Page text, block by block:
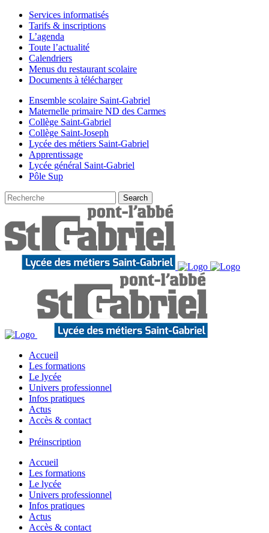
Services informatisés
Tarifs & inscriptions
L’agenda
Toute l’actualité
Calendriers
Menus du restaurant scolaire
Documents à télécharger
Ensemble scolaire Saint-Gabriel
Maternelle primaire ND des Carmes
Collège Saint-Gabriel
Collège Saint-Joseph
Lycée des métiers Saint-Gabriel
Apprentissage
Lycée général Saint-Gabriel
Pôle Sup
Accueil
Les formations
Le lycée
Univers professionnel
Infos pratiques
Actus
Accès & contact
Préinscription
Accueil
Les formations
Le lycée
Univers professionnel
Infos pratiques
Actus
Accès & contact